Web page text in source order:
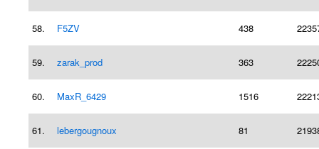
58. F5ZV 438
59. zarak_prod 363
60. MaxR_6429 1516
61. lebergougnoux 81